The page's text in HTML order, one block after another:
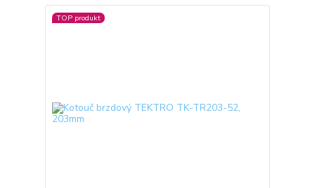
TOP produkt